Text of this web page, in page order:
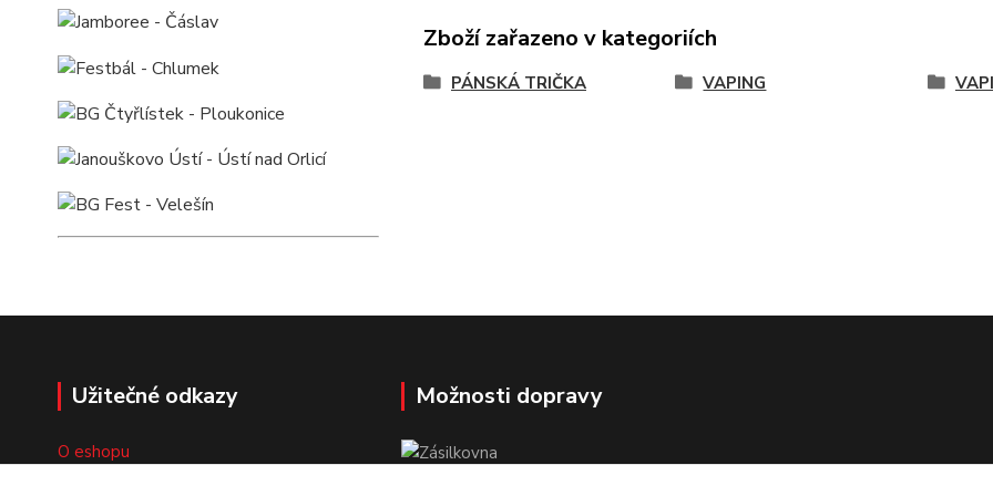
Zboží zařazeno v kategoriích
PÁNSKÁ TRIČKA VAPING
Užitečné odkazy
O eshopu
Možnosti dopravy